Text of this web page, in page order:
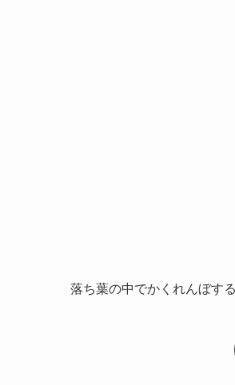
落ち葉の中でかくれんぼす